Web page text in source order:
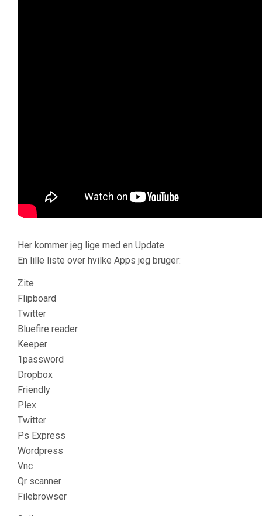
Her kommer jeg lige med en Update
En lille liste over hvilke Apps jeg bruger:
Zite
Flipboard
Twitter
Bluefire reader
Keeper
1password
Dropbox
Friendly
Plex
Twitter
Ps Express
Wordpress
Vnc
Qr scanner
Filebrowser